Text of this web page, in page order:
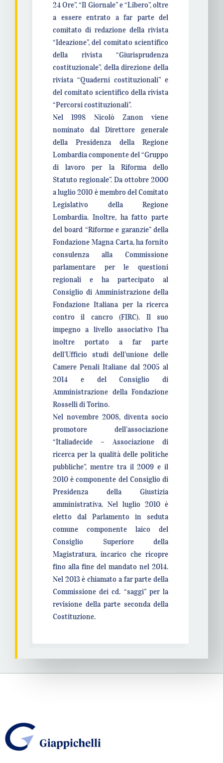
24 Ore”, “Il Giornale” e “Libero”, oltre
a essere entrato a far parte del
comitato di redazione della rivista
“Ideazione”, del comitato scientifico
della rivista “Giurisprudenza
costituzionale”, della direzione della
rivista “Quaderni costituzionali” e
del comitato scientifico della rivista
“Percorsi costituzionali”.
Nel 1998 Nicolò Zanon viene
nominato dal Direttore generale
della Presidenza della Regione
Lombardia componente del “Gruppo
di lavoro per la Riforma dello
Statuto regionale”. Da ottobre 2000
a luglio 2010 è membro del Comitato
Legislativo della Regione
Lombardia. Inoltre, ha fatto parte
del board “Riforme e garanzie” della
Fondazione Magna Carta, ha fornito
consulenza alla Commissione
parlamentare per le questioni
regionali e ha partecipato al
Consiglio di Amministrazione della
Fondazione Italiana per la ricerca
contro il cancro (FIRC). Il suo
impegno a livello associativo l’ha
inoltre portato a far parte
dell’Ufficio studi dell’unione delle
Camere Penali Italiane dal 2005 al
2014 e del Consiglio di
Amministrazione della Fondazione
Rosselli di Torino.
Nel novembre 2008, diventa socio
promotore dell’associazione
“Italiadecide – Associazione di
ricerca per la qualità delle politiche
pubbliche”, mentre tra il 2009 e il
2010 è componente del Consiglio di
Presidenza della Giustizia
amministrativa. Nel luglio 2010 è
eletto dal Parlamento in seduta
comune componente laico del
Consiglio Superiore della
Magistratura, incarico che ricopre
fino alla fine del mandato nel 2014.
Nel 2013 è chiamato a far parte della
Commissione dei cd. “saggi” per la
revisione della parte seconda della
Costituzione.